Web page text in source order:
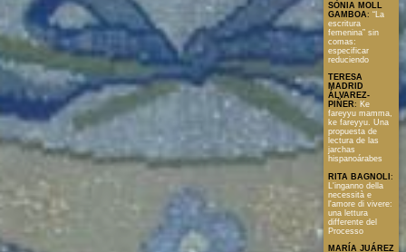
SÒNIA MOLL
GAMBOA: “La
escritura
femenina” sin
comas:
especificar
reduciendo
TERESA
MADRID
ÁLVAREZ-
PIÑER: Ke
fareyyu mamma,
ke fareyyu. Una
propuesta de
lectura de las
jarchas
hispanoárabes
RITA BAGNOLI :
L'inganno della
necessità e
l'amore di vivere:
una lettura
differente del
Processo
MARÍA JUÁREZ